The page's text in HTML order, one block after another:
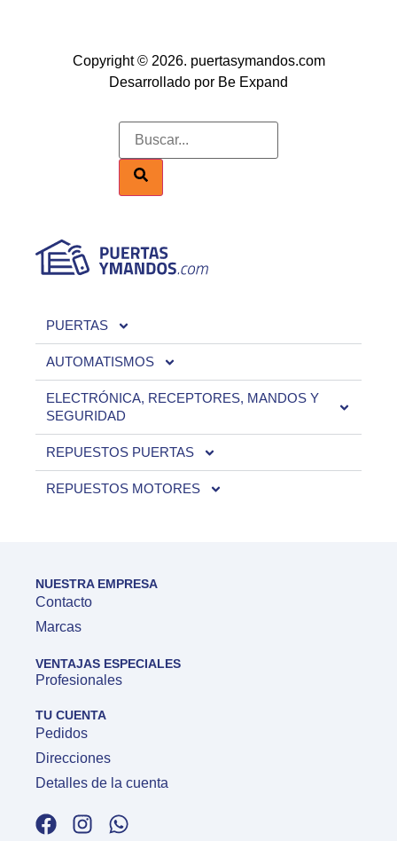
Copyright © 2026. puertasymandos.com
Desarrollado por Be Expand
PUERTAS
AUTOMATISMOS
ELECTRÓNICA, RECEPTORES, MANDOS Y
SEGURIDAD
REPUESTOS PUERTAS
REPUESTOS MOTORES
NUESTRA EMPRESA
Contacto
Marcas
VENTAJAS ESPECIALES
Profesionales
TU CUENTA
Pedidos
Direcciones
Detalles de la cuenta